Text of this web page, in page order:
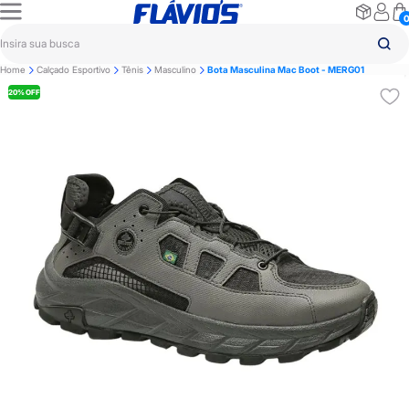
0
Home Calçado Esportivo Tênis Masculino Bota Masculina Mac Boot - MERG01
20% OFF